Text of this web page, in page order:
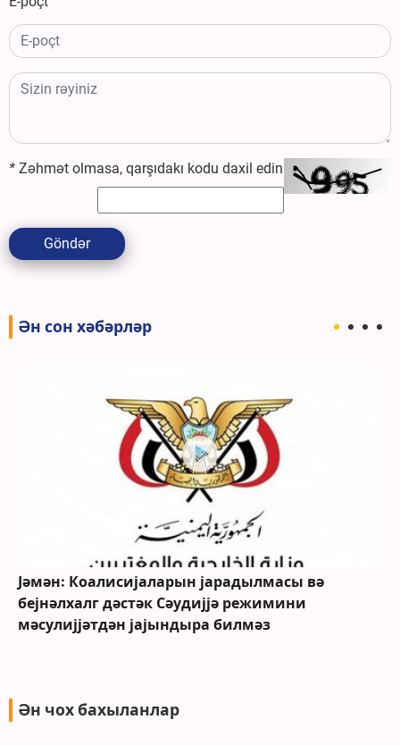
* Zəhmət olmasa, qarşıdakı kodu daxil edin
Göndər
Ән сон хәбәрләр
Һади Амири вә Ираг Халг Сәфәрбәрлији
командирләри дөјүш һазырлығынын вә
координасијанын ҝүҹләндирилмәсини
Ән чох бахыланлар